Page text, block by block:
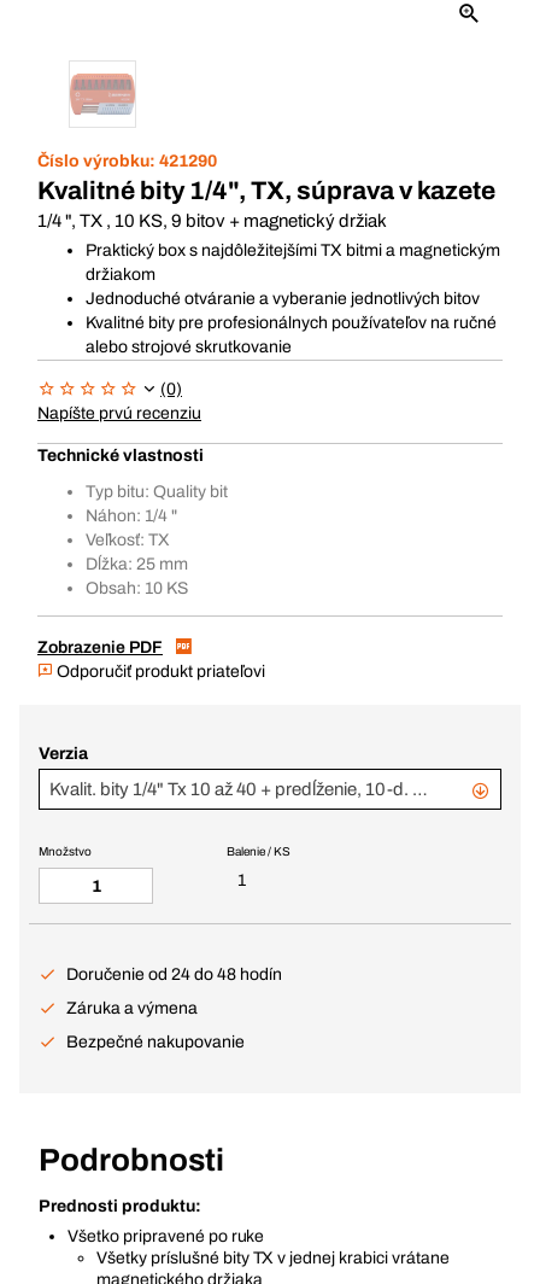
Číslo výrobku: 421290
Kvalitné bity 1/4", TX, súprava v kazete
1/4 ", TX , 10 KS, 9 bitov + magnetický držiak
Praktický box s najdôležitejšími TX bitmi a magnetickým
držiakom
Jednoduché otváranie a vyberanie jednotlivých bitov
Kvalitné bity pre profesionálnych používateľov na ručné
alebo strojové skrutkovanie
(0)
Napíšte prvú recenziu
Technické vlastnosti
Typ bitu: Quality bit
Náhon: 1/4 "
Veľkosť: TX
Dĺžka: 25 mm
Obsah: 10 KS
Zobrazenie PDF
Odporučiť produkt priateľovi
Verzia
Kvalit. bity 1/4" Tx 10 až 40 + predĺženie, 10-d. súprava
Balenie / KS
1
Množstvo
Doručenie od 24 do 48 hodín
Záruka a výmena
Bezpečné nakupovanie
Podrobnosti
Prednosti produktu:
Všetko pripravené po ruke
Všetky príslušné bity TX v jednej krabici vrátane
magnetického držiaka